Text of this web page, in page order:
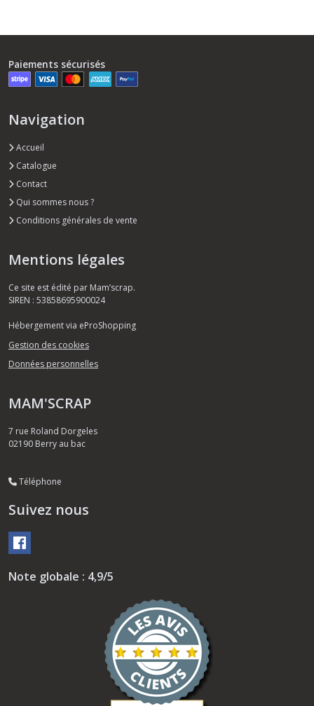
Paiements sécurisés
Navigation
Accueil
Catalogue
Contact
Qui sommes nous ?
Conditions générales de vente
Mentions légales
Ce site est édité par Mam’scrap.
SIREN : 53858695900024
Hébergement via eProShopping
Gestion des cookies
Données personnelles
MAM'SCRAP
7 rue Roland Dorgeles
02190 Berry au bac
Téléphone
Suivez nous
Note globale : 4,9/5